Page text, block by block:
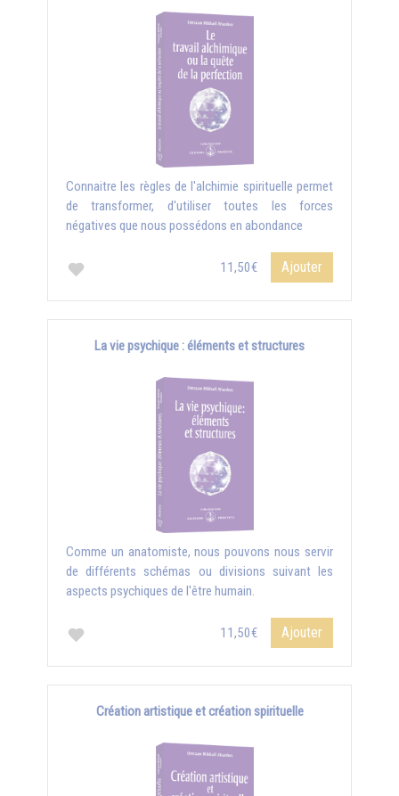
Connaitre les règles de l'alchimie spirituelle permet
de transformer, d'utiliser toutes les forces
négatives que nous possédons en abondance
11,50€ Ajouter
La vie psychique : éléments et structures
Comme un anatomiste, nous pouvons nous servir
de différents schémas ou divisions suivant les
aspects psychiques de l'être humain.
11,50€ Ajouter
Création artistique et création spirituelle